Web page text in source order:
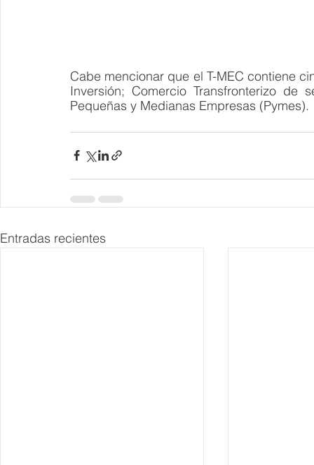
Cabe mencionar que el T-MEC contiene
Inversión; Comercio Transfronterizo de
Pequeñas y Medianas Empresas (Pymes).
Entradas recientes